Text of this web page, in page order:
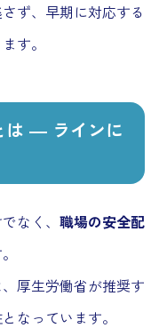
ず、早期に対応する
す。
は ― ラインに
なく、 職場の安全配
厚生労働省が推奨す
なっています。